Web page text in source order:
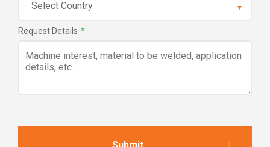
Request Details *